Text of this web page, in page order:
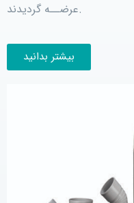
عرضــه گردیدند.
بیشتر بدانید